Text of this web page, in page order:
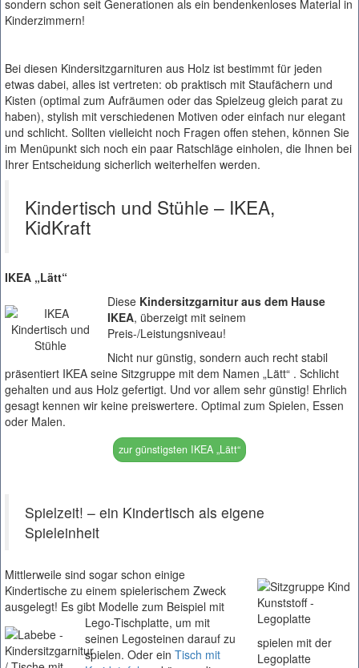
sondern schon seit Generationen als ein bendenkenloses Material in
Kinderzimmern!
Bei diesen Kindersitzgarnituren aus Holz ist bestimmt für jeden
etwas dabei, alles ist vertreten: ob praktisch mit Staufächern und
Kisten (optimal zum Aufräumen oder das Spielzeug gleich parat zu
haben), stylish mit verschiedenen Motiven oder einfach nur elegant
und schlicht. Sollten vielleicht noch Fragen offen stehen, können Sie
im Menüpunkt sich noch ein paar Ratschläge einholen, die Ihnen bei
Ihrer Entscheidung sicherlich weiterhelfen werden.
Kindertisch und Stühle – IKEA,
KidKraft
IKEA „Lätt“
Diese Kindersitzgarnitur aus dem Hause
IKEA, überzeigt mit seinem
Preis-/Leistungsniveau!
Nicht nur günstig, sondern auch recht stabil
präsentiert IKEA seine Sitzgruppe mit dem Namen „Lätt“ . Schlicht
gehalten und aus Holz gefertigt. Und vor allem sehr günstig! Ehrlich
gesagt kennen wir keine preiswertere. Optimal zum Spielen, Essen
oder Malen.
zur günstigsten IKEA „Lätt“
Spielzeit! – ein Kindertisch als eigene
Spieleinheit
spielen mit der
Legoplatte
Mittlerweile sind sogar schon einige
Kindertische zu einem spielerischem Zweck
ausgelegt! Es gibt Modelle zum Beispiel mit
Lego-Tischplatte, um mit
seinen Legosteinen darauf zu
spielen. Oder ein Tisch mit